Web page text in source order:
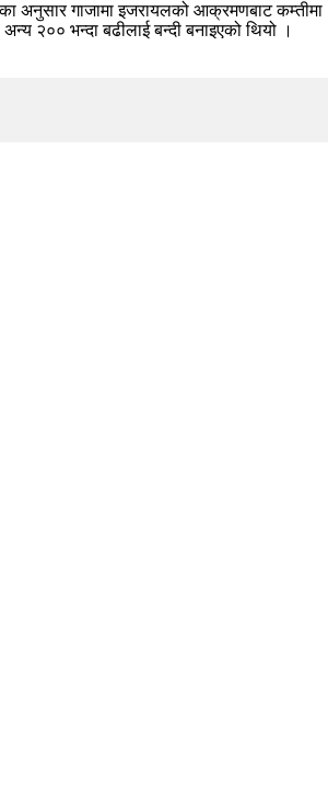
अनुसार गाजामा इजरायलको आक्रमणबाट
२०० भन्दा बढीलाई बन्दी बनाइएको थियो ।